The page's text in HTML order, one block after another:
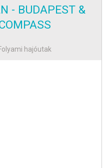
- BUDAPEST &
hajóutak